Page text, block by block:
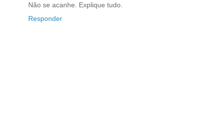
Não se acanhe. Explique tudo.
Responder